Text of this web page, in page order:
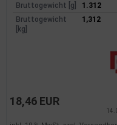
Bruttogewicht [g] 1.312
Bruttogewicht
[kg]
1,312
18,46 EUR